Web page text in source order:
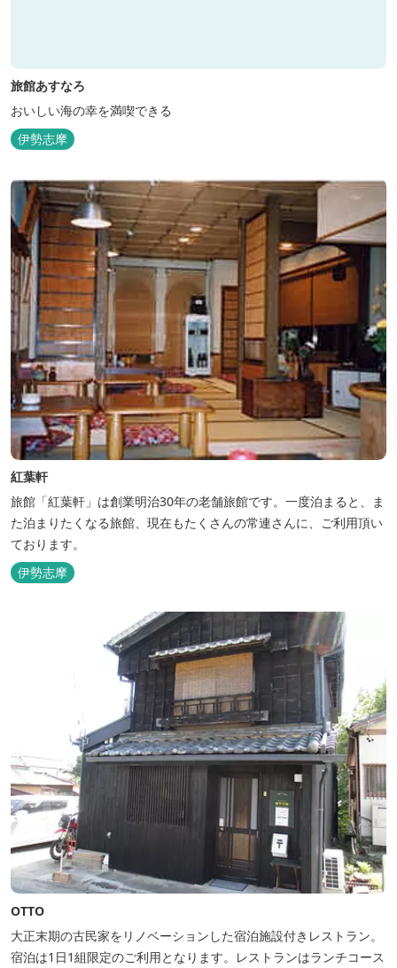
旅館あすなろ
おいしい海の幸を満喫できる
伊勢志摩
紅葉軒
旅館「紅葉軒」は創業明治30年の老舗旅館です。一度泊まると、ま
た泊まりたくなる旅館、現在もたくさんの常連さんに、ご利用頂い
ております。
伊勢志摩
OTTO
大正末期の古民家をリノベーションした宿泊施設付きレストラン。
宿泊は1日1組限定のご利用となります。レストランはランチコース